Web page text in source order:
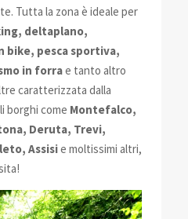
Tutta la zona è ideale per
deltaplano,
bike, pesca sportiva,
in forrae tanto altro
caratterizzata dalla
borghi come Montefalco,
Deruta, Trevi,
Assisie moltissimi altri,